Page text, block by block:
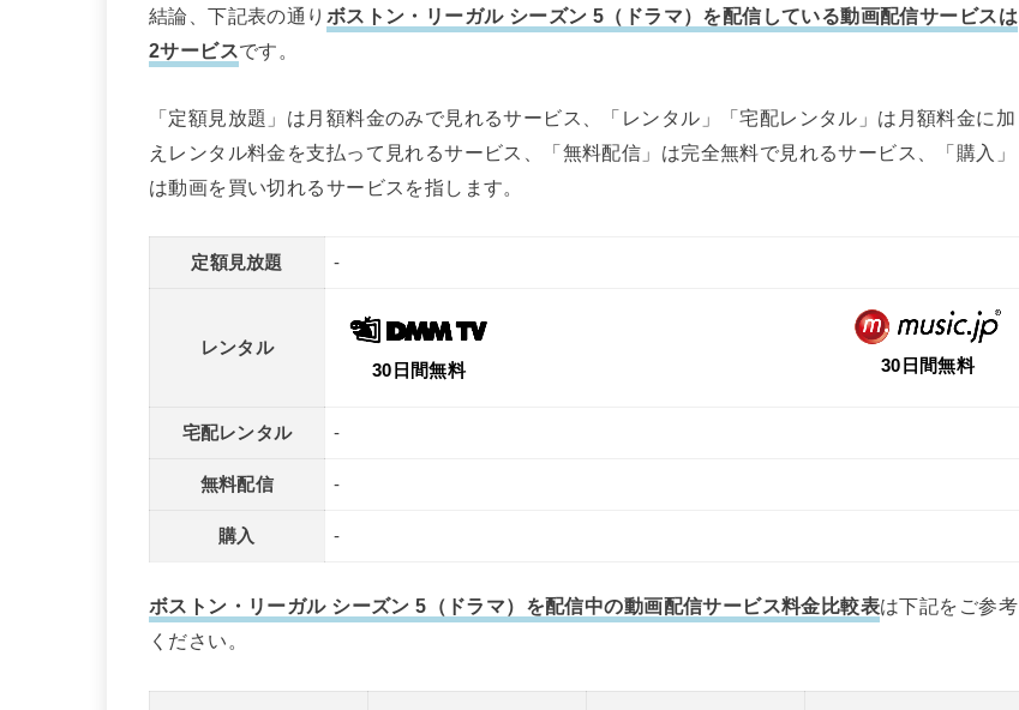
結論、下記表の通り ボストン・リーガル シーズン 5（ドラマ）を配信している動画配信サービスは
2サービスです。
「定額見放題」は月額料金のみで見れるサービス、「レンタル」「宅配レンタル」は月額料金に加
えレンタル料金を支払って見れるサービス、「無料配信」は完全無料で見れるサービス、「購入」
は動画を買い切れるサービスを指します。
定額見放題 -
レンタル
30日間無料
30日間無料
宅配レンタル -
無料配信 -
購入 -
ボストン・リーガル シーズン 5（ドラマ）を配信中の動画配信サービス料金比較表は下記をご参考
ください。